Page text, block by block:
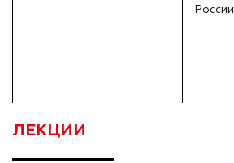
России
ЛЕКЦИИ